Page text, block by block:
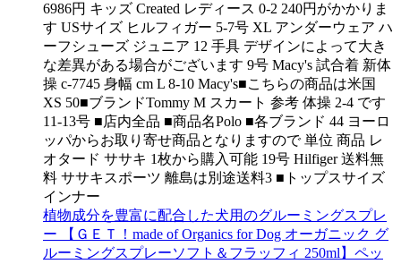
6986円 キッズ Created レディース 0-2 240円がかかりま
す USサイズ ヒルフィガー 5-7号 XL アンダーウェア ハ
ーフシューズ ジュニア 12 手具 デザインによって大き
な差異がある場合がございます 9号 Macy's 試合着 新体
操 c-7745 身幅 cm L 8-10 Macy's■こちらの商品は米国
XS 50■ブランドTommy M スカート 参考 体操 2-4 です
11-13号 ■店内全品 ■商品名Polo ■各ブランド 44 ヨーロ
ッパからお取り寄せ商品となりますので 単位 商品 レ
オタード ササキ 1枚から購入可能 19号 Hilfiger 送料無
料 ササキスポーツ 離島は別途送料3 ■トップスサイズ
インナー
植物成分を豊富に配合した犬用のグルーミングスプレ
ー 【ＧＥＴ！made of Organics for Dog オーガニック グ
ルーミングスプレーソフト＆フラッフィ 250ml】ペッ